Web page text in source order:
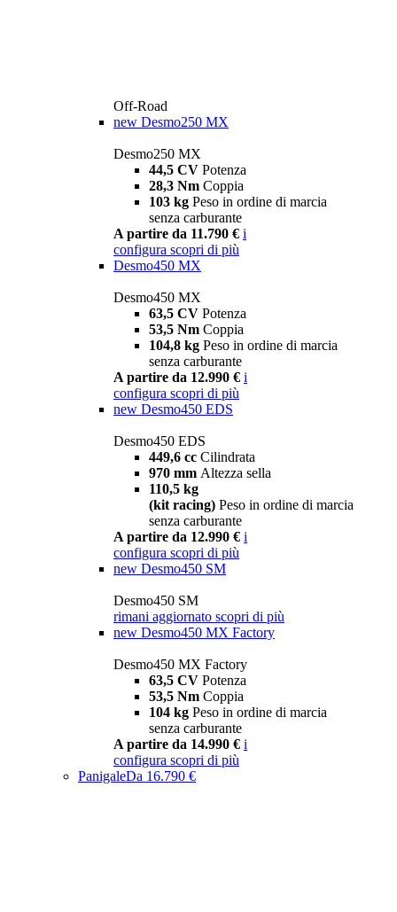
Off-Road
new Desmo250 MX
Desmo250 MX
44,5 CV Potenza
28,3 Nm Coppia
103 kg Peso in ordine di marcia
senza carburante
A partire da 11.790 € i
configura scopri di più
Desmo450 MX
Desmo450 MX
63,5 CV Potenza
53,5 Nm Coppia
104,8 kg Peso in ordine di marcia
senza carburante
A partire da 12.990 € i
configura scopri di più
new Desmo450 EDS
Desmo450 EDS
449,6 cc Cilindrata
970 mm Altezza sella
110,5 kg
(kit racing) Peso in ordine di marcia
senza carburante
A partire da 12.990 € i
configura scopri di più
new Desmo450 SM
Desmo450 SM
rimani aggiornato scopri di più
new Desmo450 MX Factory
Desmo450 MX Factory
63,5 CV Potenza
53,5 Nm Coppia
104 kg Peso in ordine di marcia
senza carburante
A partire da 14.990 € i
configura scopri di più
PanigaleDa 16.790 €